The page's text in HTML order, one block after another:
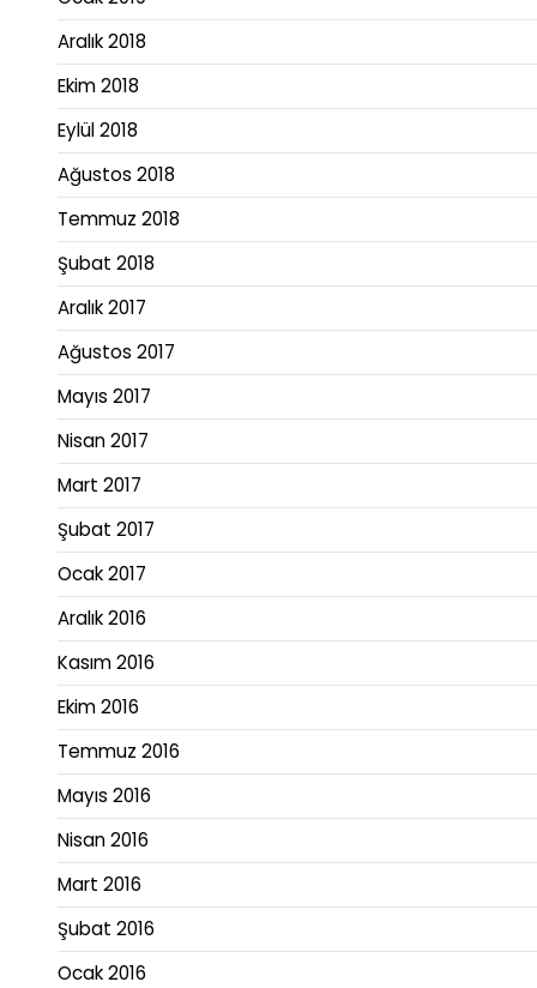
Aralık 2018
Ekim 2018
Eylül 2018
Ağustos 2018
Temmuz 2018
Şubat 2018
Aralık 2017
Ağustos 2017
Mayıs 2017
Nisan 2017
Mart 2017
Şubat 2017
Ocak 2017
Aralık 2016
Kasım 2016
Ekim 2016
Temmuz 2016
Mayıs 2016
Nisan 2016
Mart 2016
Şubat 2016
Ocak 2016